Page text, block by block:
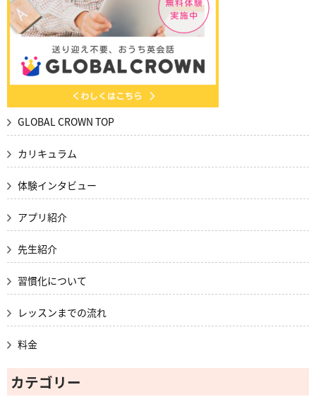
GLOBAL CROWN TOP
カリキュラム
体験インタビュー
アプリ紹介
先生紹介
習慣化について
レッスンまでの流れ
料金
カテゴリー